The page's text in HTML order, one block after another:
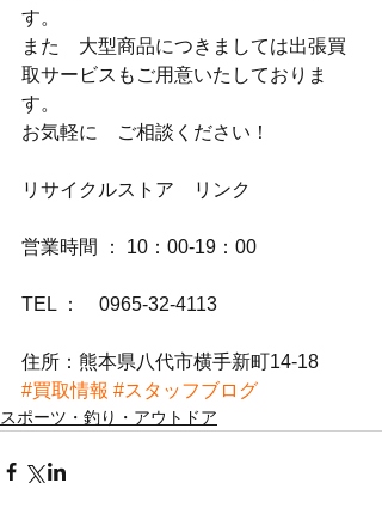
す。
また　大型商品につきましては出張買
取サービスもご用意いたしておりま
す。
お気軽に　ご相談ください！
リサイクルストア　リンク
営業時間 ： 10：00-19：00
TEL ：　0965-32-4113
住所：熊本県八代市横手新町14-18
#買取情報 #スタッフブログ
スポーツ・釣り・アウトドア